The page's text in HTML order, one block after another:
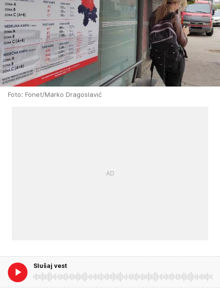
Foto: Fonet/Marko Dragoslavić
Slušaj vest